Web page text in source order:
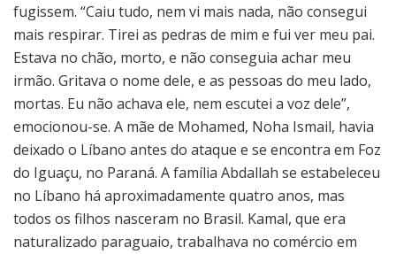
fugissem. “Caiu tudo, nem vi mais nada, não consegui
mais respirar. Tirei as pedras de mim e fui ver meu pai.
Estava no chão, morto, e não conseguia achar meu
irmão. Gritava o nome dele, e as pessoas do meu lado,
mortas. Eu não achava ele, nem escutei a voz dele”,
emocionou-se. A mãe de Mohamed, Noha Ismail, havia
deixado o Líbano antes do ataque e se encontra em Foz
do Iguaçu, no Paraná. A família Abdallah se estabeleceu
no Líbano há aproximadamente quatro anos, mas
todos os filhos nasceram no Brasil. Kamal, que era
naturalizado paraguaio, trabalhava no comércio em